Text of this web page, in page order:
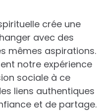
crée une
avec des
mêmes aspirations.
notre expérience
sociale à ce
liens authentiques
et de partage.